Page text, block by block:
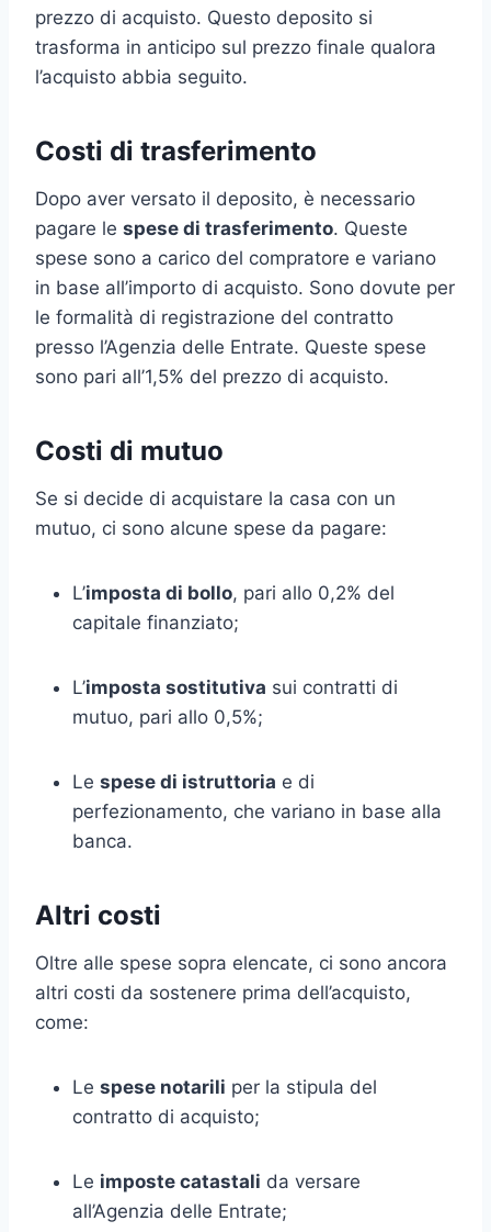
prezzo di acquisto. Questo deposito si
trasforma in anticipo sul prezzo finale qualora
l’acquisto abbia seguito.
Costi di trasferimento
Dopo aver versato il deposito, è necessario
pagare le spese di trasferimento. Queste
spese sono a carico del compratore e variano
in base all’importo di acquisto. Sono dovute per
le formalità di registrazione del contratto
presso l’Agenzia delle Entrate. Queste spese
sono pari all’1,5% del prezzo di acquisto.
Costi di mutuo
Se si decide di acquistare la casa con un
mutuo, ci sono alcune spese da pagare:
L’imposta di bollo, pari allo 0,2% del
capitale finanziato;
L’imposta sostitutiva sui contratti di
mutuo, pari allo 0,5%;
Le spese di istruttoria e di
perfezionamento, che variano in base alla
banca.
Altri costi
Oltre alle spese sopra elencate, ci sono ancora
altri costi da sostenere prima dell’acquisto,
come:
Le spese notarili per la stipula del
contratto di acquisto;
Le imposte catastali da versare
all’Agenzia delle Entrate;